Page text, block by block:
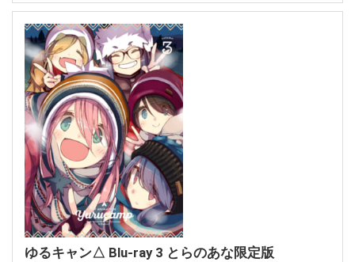
ゆるキャン△ Blu-ray 3 とらのあな限定版